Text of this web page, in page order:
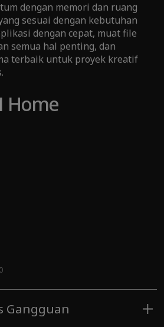
dengan memori dan ruang
sesuai dengan kebutuhan
dengan cepat, muat file
semua hal penting, dan
terbaik untuk proyek kreatif
Home
Gangguan